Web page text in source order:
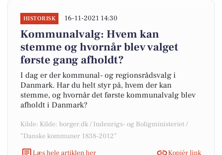
HISTORISK 16-11-2021 14:30
Kommunalvalg: Hvem kan
stemme og hvornår blev valget
første gang afholdt?
I dag er der kommunal- og regionsrådsvalg i
Danmark. Har du helt styr på, hvem der kan
stemme, og hvornår det første kommunalvalg blev
afholdt i Danmark?
Kilde: Kilde: borger.dk / Indenrigs- og Boligministeriet /
”Danske kommuner 1838-2012”
Læs hele artiklen her
Kopiér link